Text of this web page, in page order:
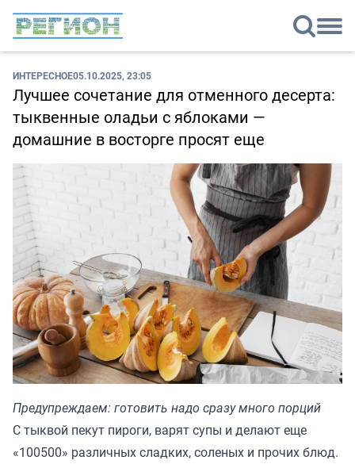
ИНТЕРЕСНОЕ05.10.2025, 23:05
Лучшее сочетание для отменного десерта:
тыквенные оладьи с яблоками —
домашние в восторге просят еще
Предупреждаем: готовить надо сразу много порций
С тыквой пекут пироги, варят супы и делают еще
«100500» различных сладких, соленых и прочих блюд.